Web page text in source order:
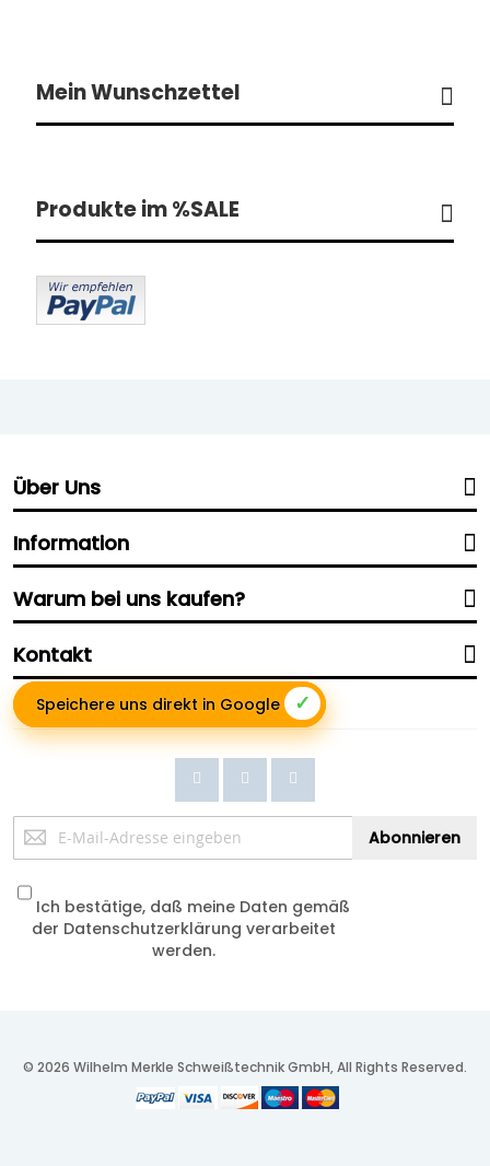
Mein Wunschzettel
Produkte im %SALE
Über Uns
Information
Warum bei uns kaufen?
Kontakt
Speichere uns direkt in Google ✓
Anmeldung
zum
Abonnieren
Ich bestätige, daß meine Daten gemäß
der Datenschutzerklärung verarbeitet
werden.
© 2026 Wilhelm Merkle Schweißtechnik GmbH, All Rights Reserved.